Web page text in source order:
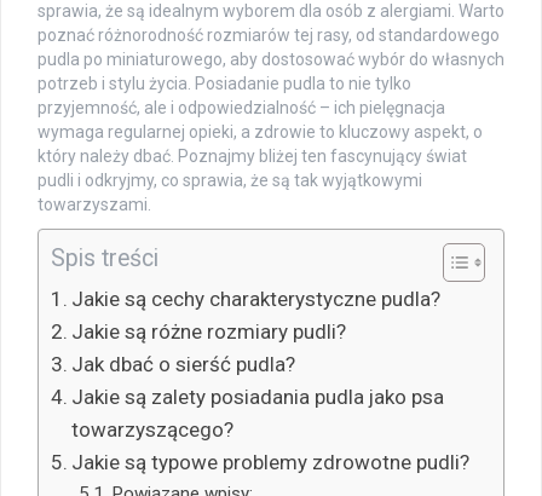
sprawia, że są idealnym wyborem dla osób z alergiami. Warto
poznać różnorodność rozmiarów tej rasy, od standardowego
pudla po miniaturowego, aby dostosować wybór do własnych
potrzeb i stylu życia. Posiadanie pudla to nie tylko
przyjemność, ale i odpowiedzialność – ich pielęgnacja
wymaga regularnej opieki, a zdrowie to kluczowy aspekt, o
który należy dbać. Poznajmy bliżej ten fascynujący świat
pudli i odkryjmy, co sprawia, że są tak wyjątkowymi
towarzyszami.
Spis treści
Jakie są cechy charakterystyczne pudla?
Jakie są różne rozmiary pudli?
Jak dbać o sierść pudla?
Jakie są zalety posiadania pudla jako psa
towarzyszącego?
Jakie są typowe problemy zdrowotne pudli?